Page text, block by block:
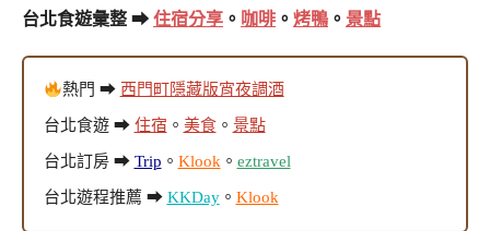
台北食遊彙整 ➡ 住宿分享 。 咖啡 。 烤鴨 。 景點
熱門 ➡ 西門町隱藏版宵夜調酒
台北食遊 ➡ 住宿 。 美食。 景點
台北訂房 ➡ Trip 。 Klook 。 eztravel
台北遊程推薦 ➡ KKDay。 Klook